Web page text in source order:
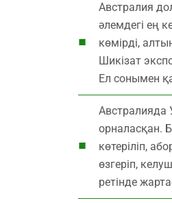
Австралия
әлемдегі ең
көмірді,
Шикізат
Ел сонымен
Австралияда
орналасқан.
көтеріліп,
өзгеріп,
ретінде